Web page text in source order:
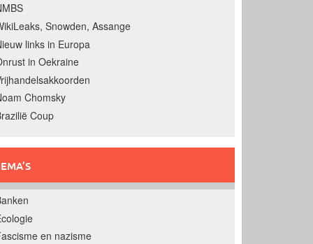
Snowden, Assange
links in Europa
in Oekraine
Chomsky
Coup
en nazisme